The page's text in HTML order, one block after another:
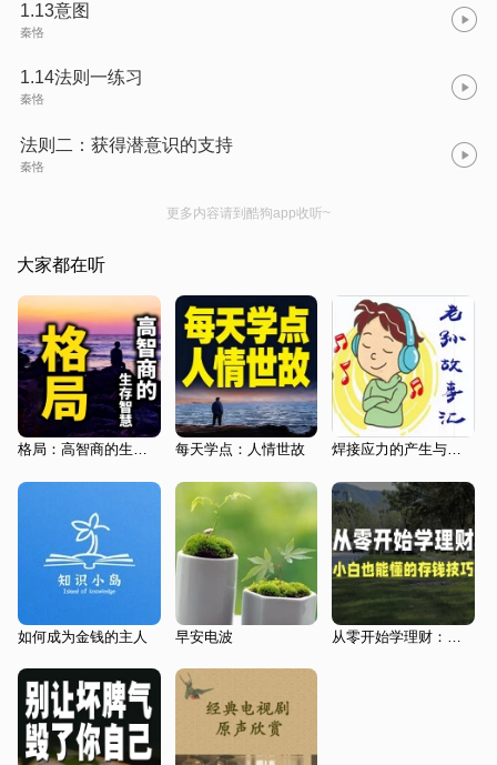
1.13意图
秦恪
1.14法则一练习
秦恪
法则二：获得潜意识的支持
秦恪
更多内容请到酷狗app收听~
大家都在听
格局：高智商的生存智慧 每天学点：人情世故 焊接应力的产生与预防
如何成为金钱的主人 早安电波